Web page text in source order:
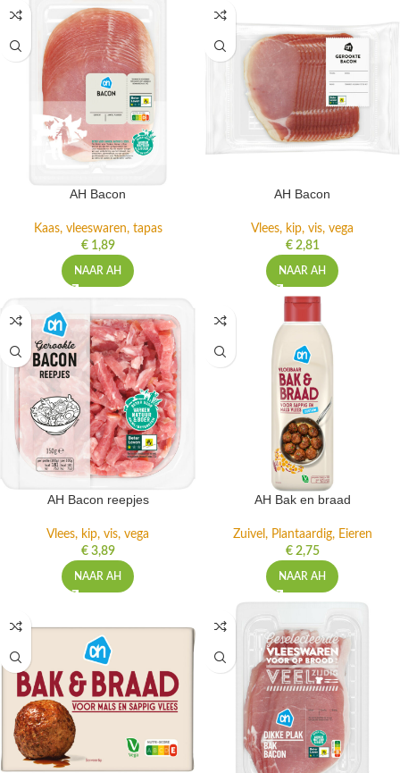
AH Bacon
Kaas, vleeswaren, tapas
€1,89
NAAR AH
AH Bacon
Vlees, kip, vis, vega
€2,81
NAAR AH
AH Bacon reepjes
Vlees, kip, vis, vega
€3,89
NAAR AH
AH Bak en braad
Zuivel, Plantaardig, Eieren
€2,75
NAAR AH